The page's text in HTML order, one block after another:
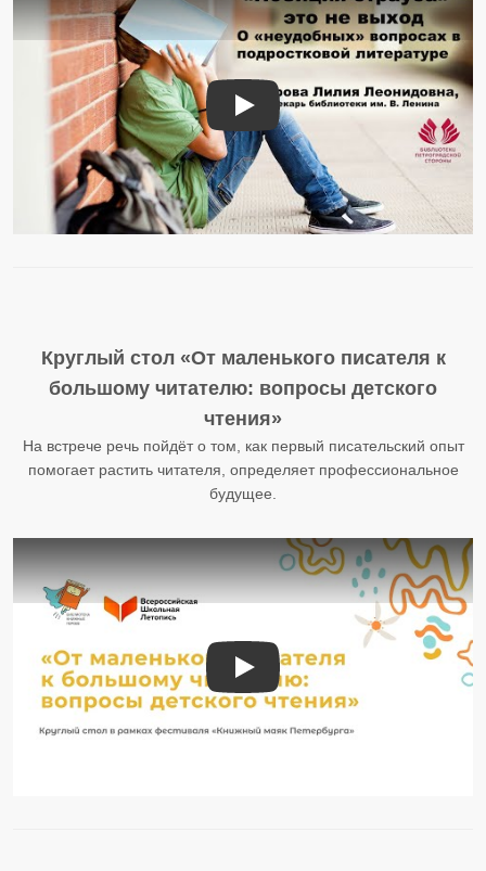
«Позиция страуса» – это не
Круглый стол «От маленького писателя к
большому читателю: вопросы детского
чтения»
На встрече речь пойдёт о том, как первый писательский опыт
помогает растить читателя, определяет профессиональное
будущее.
Круглый стол «От маленького